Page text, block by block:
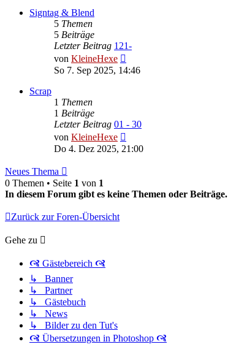
Signtag & Blend
5 Themen
5 Beiträge
Letzter Beitrag 121-
von KleineHexe
Beitrag
So 7. Sep 2025, 14:46
Scrap
1 Themen
1 Beiträge
Letzter Beitrag 01 - 30
von KleineHexe
Beitrag
Do 4. Dez 2025, 21:00
Neues Thema
0 Themen • Seite 1 von 1
In diesem Forum gibt es keine Themen oder Beiträge.
Zurück zur Foren-Übersicht
Gehe zu
🙧 Gästebereich 🙧
↳ Banner
↳ Partner
↳ Gästebuch
↳ News
↳ Bilder zu den Tut's
🙧 Übersetzungen in Photoshop 🙧